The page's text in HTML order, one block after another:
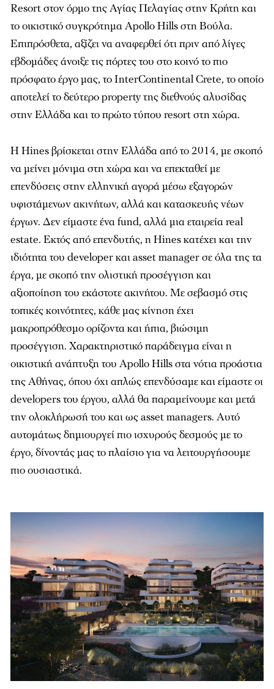
Resort στον όρµο της Αγίας Πελαγίας στην Κρήτη και
το οικιστικό συγκρότηµα Apollo Hills στη Βούλα.
Επιπρόσθετα, αξίζει να αναφερθεί ότι πριν από λίγες
εβδοµάδες άνοιξε τις πόρτες του στο κοινό το πιο
πρόσφατο έργο µας, το InterContinental Crete, το οποίο
αποτελεί το δεύτερο property της διεθνούς αλυσίδας
στην Ελλάδα και το πρώτο τύπου resort στη χώρα.
Η Hines βρίσκεται στην Ελλάδα από το 2014, µε σκοπό
να µείνει µόνιµα στη χώρα και να επεκταθεί µε
επενδύσεις στην ελληνική αγορά µέσω εξαγορών
υφιστάµενων ακινήτων, αλλά και κατασκευής νέων
έργων. Δεν είµαστε ένα fund, αλλά µια εταιρεία real
estate. Εκτός από επενδυτής, η Hines κατέχει και την
ιδιότητα του developer και asset manager σε όλα της τα
έργα, µε σκοπό την ολιστική προσέγγιση και
αξιοποίηση του εκάστοτε ακινήτου. Με σεβασµό στις
τοπικές κοινότητες, κάθε µας κίνηση έχει
µακροπρόθεσµο ορίζοντα και ήπια, βιώσιµη
προσέγγιση. Χαρακτηριστικό παράδειγµα είναι η
οικιστική ανάπτυξη του Apollo Hills στα νότια προάστια
της Αθήνας, όπου όχι απλώς επενδύσαµε και είµαστε οι
developers του έργου, αλλά θα παραµείνουµε και µετά
την ολοκλήρωσή του και ως asset managers. Αυτό
αυτοµάτως δηµιουργεί πιο ισχυρούς δεσµούς µε το
έργο, δίνοντάς µας το πλαίσιο για να λειτουργήσουµε
πιο ουσιαστικά.